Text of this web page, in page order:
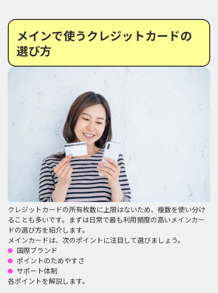
メインで使うクレジットカードの
選び方
クレジットカードの所有枚数に上限はないため、複数を使い分け
ることも多いです。まずは日常で最も利用頻度の高いメインカー
ドの選び方を紹介します。
メインカードは、次のポイントに注目して選びましょう。
国際ブランド
ポイントのためやすさ
サポート体制
各ポイントを解説します。